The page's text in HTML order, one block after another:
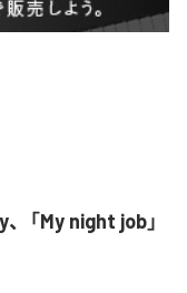
「My night job」